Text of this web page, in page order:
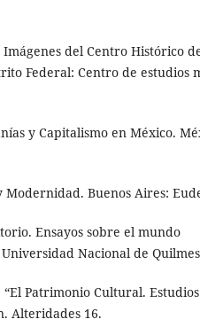
Imágenes del Centro Histórico
Federal: Centro de estudios
y Capitalismo en México.
Modernidad. Buenos Aires:
Ensayos sobre el mundo
Nacional de
“El Patrimonio Cultural. Estudios
Alteridades 16.